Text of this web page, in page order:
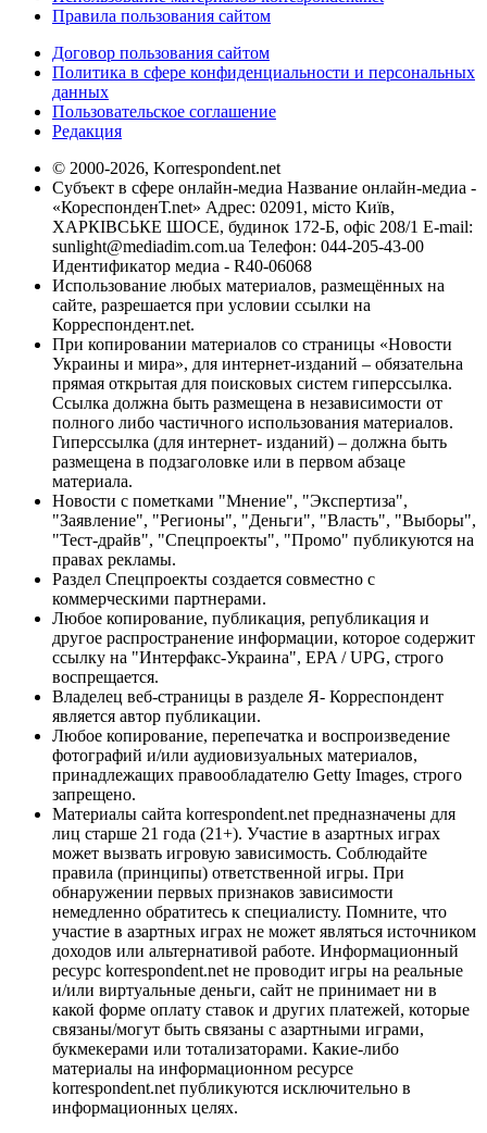
Правила пользования сайтом
Договор пользования сайтом
Политика в сфере конфиденциальности и персональных
данных
Пользовательское соглашение
Редакция
© 2000-2026, Korrespondent.net
Субъект в сфере онлайн-медиа Название онлайн-медиа -
«КореспонденТ.net» Адрес: 02091, місто Київ,
ХАРКІВСЬКЕ ШОСЕ, будинок 172-Б, офіс 208/1 E-mail:
sunlight@mediadim.com.ua Телефон: 044-205-43-00
Идентификатор медиа - R40-06068
Использование любых материалов, размещённых на
сайте, разрешается при условии ссылки на
Корреспондент.net.
При копировании материалов со страницы «Новости
Украины и мира», для интернет-изданий – обязательна
прямая открытая для поисковых систем гиперссылка.
Ссылка должна быть размещена в независимости от
полного либо частичного использования материалов.
Гиперссылка (для интернет- изданий) – должна быть
размещена в подзаголовке или в первом абзаце
материала.
Новости с пометками "Мнение", "Экспертиза",
"Заявление", "Регионы", "Деньги", "Власть", "Выборы",
"Тест-драйв", "Спецпроекты", "Промо" публикуются на
правах рекламы.
Раздел Спецпроекты создается совместно с
коммерческими партнерами.
Любое копирование, публикация, републикация и
другое распространение информации, которое содержит
ссылку на "Интерфакс-Украина", EPA / UPG, строго
воспрещается.
Владелец веб-страницы в разделе Я- Корреспондент
является автор публикации.
Любое копирование, перепечатка и воспроизведение
фотографий и/или аудиовизуальных материалов,
принадлежащих правообладателю Getty Images, строго
запрещено.
Материалы сайта korrespondent.net предназначены для
лиц старше 21 года (21+). Участие в азартных играх
может вызвать игровую зависимость. Соблюдайте
правила (принципы) ответственной игры. При
обнаружении первых признаков зависимости
немедленно обратитесь к специалисту. Помните, что
участие в азартных играх не может являться источником
доходов или альтернативой работе. Информационный
ресурс korrespondent.net не проводит игры на реальные
и/или виртуальные деньги, сайт не принимает ни в
какой форме оплату ставок и других платежей, которые
связаны/могут быть связаны с азартными играми,
букмекерами или тотализаторами. Какие-либо
материалы на информационном ресурсе
korrespondent.net публикуются исключительно в
информационных целях.